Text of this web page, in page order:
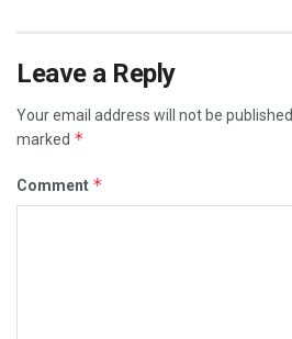
Leave a Reply
Your email address will not be published.
marked *
Comment *